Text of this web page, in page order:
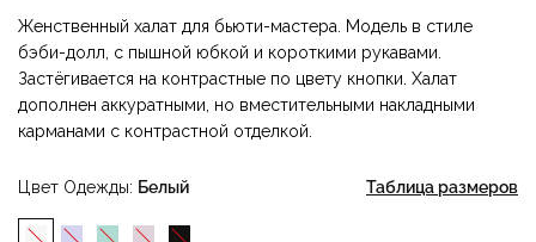
Женственный халат для бьюти-мастера. Модель в стиле
бэби-долл, с пышной юбкой и короткими рукавами.
Застёгивается на контрастные по цвету кнопки. Халат
дополнен аккуратными, но вместительными накладными
карманами с контрастной отделкой.
Цвет Одежды Белый Таблица размеров